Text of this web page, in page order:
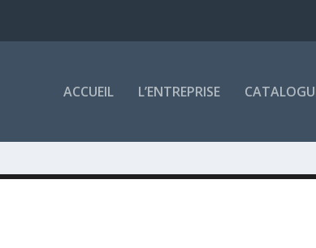
ACCUEIL L’ENTREPRISE